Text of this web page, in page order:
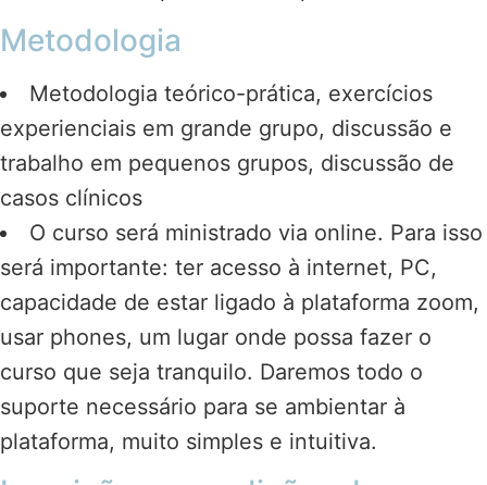
Metodologia
Metodologia teórico-prática, exercícios
experienciais em grande grupo, discussão e
trabalho em pequenos grupos, discussão de
casos clínicos
O curso será ministrado via online. Para isso
será importante: ter acesso à internet, PC,
capacidade de estar ligado à plataforma zoom,
usar phones, um lugar onde possa fazer o
curso que seja tranquilo. Daremos todo o
suporte necessário para se ambientar à
plataforma, muito simples e intuitiva.